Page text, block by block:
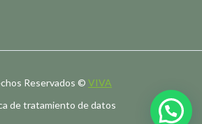
Reservados © VIVA
de tratamiento de datos